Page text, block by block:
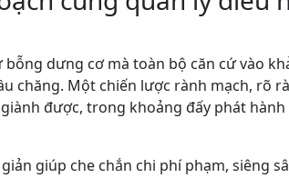
dưng cơ mà toàn bộ căn cứ vào
chăng. Một chiến lược rành mạch, rõ
được, trong khoảng đấy phát
giúp che chắn chi phí phạm, siêng